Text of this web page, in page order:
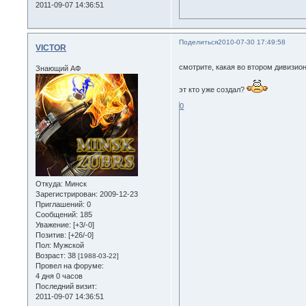
2011-09-07 14:36:51
Поделиться2010-07-30 17:49:58
VICTOR
Знающий АФ
Откуда: Минск
Зарегистрирован: 2009-12-23
Приглашений: 0
Сообщений: 185
Уважение: [+3/-0]
Позитив: [+26/-0]
Пол: Мужской
Возраст: 38[1988-03-22]
Провел на форуме:
4 дня 0 часов
Последний визит:
2011-09-07 14:36:51
смотрите, какая во втором
эт кто уже создал?
0